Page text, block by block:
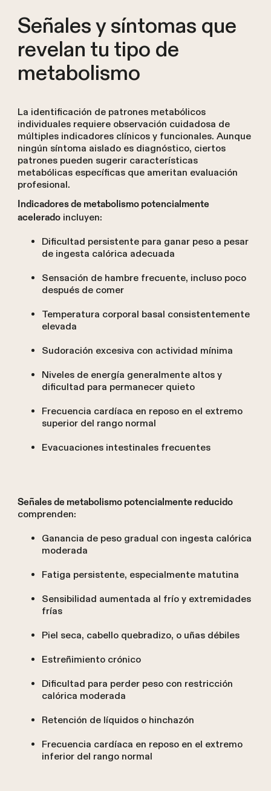
Señales y síntomas que
revelan tu tipo de
metabolismo
La identificación de patrones metabólicos
individuales requiere observación cuidadosa de
múltiples indicadores clínicos y funcionales. Aunque
ningún síntoma aislado es diagnóstico, ciertos
patrones pueden sugerir características
metabólicas específicas que ameritan evaluación
profesional.
Indicadores de metabolismo potencialmente
aceleradoincluyen:
Dificultad persistente para ganar peso a pesar
de ingesta calórica adecuada
Sensación de hambre frecuente, incluso poco
después de comer
Temperatura corporal basal consistentemente
elevada
Sudoración excesiva con actividad mínima
Niveles de energía generalmente altos y
dificultad para permanecer quieto
Frecuencia cardíaca en reposo en el extremo
superior del rango normal
Evacuaciones intestinales frecuentes
Señales de metabolismo potencialmente reducido
comprenden:
Ganancia de peso gradual con ingesta calórica
moderada
Fatiga persistente, especialmente matutina
Sensibilidad aumentada al frío y extremidades
frías
Piel seca, cabello quebradizo, o uñas débiles
Estreñimiento crónico
Dificultad para perder peso con restricción
calórica moderada
Retención de líquidos o hinchazón
Frecuencia cardíaca en reposo en el extremo
inferior del rango normal